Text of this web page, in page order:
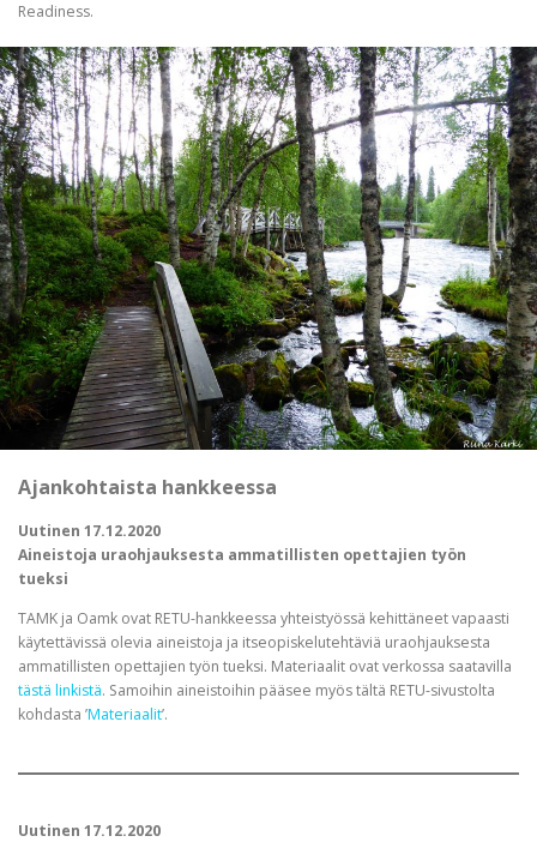
Readiness.
Ajankohtaista hankkeessa
Uutinen 17.12.2020
Aineistoja uraohjauksesta ammatillisten opettajien työn
tueksi
TAMK ja Oamk ovat RETU-hankkeessa yhteistyössä kehittäneet vapaasti
käytettävissä olevia aineistoja ja itseopiskelutehtäviä uraohjauksesta
ammatillisten opettajien työn tueksi. Materiaalit ovat verkossa saatavilla
tästä linkistä. Samoihin aineistoihin pääsee myös tältä RETU-sivustolta
kohdasta ’Materiaalit’.
Uutinen 17.12.2020